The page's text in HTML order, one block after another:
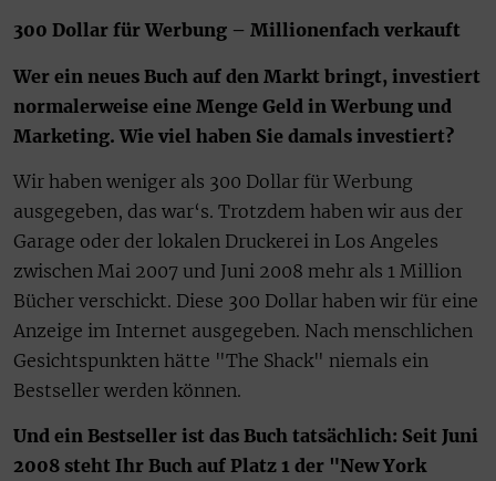
300 Dollar für Werbung – Millionenfach verkauft
Wer ein neues Buch auf den Markt bringt, investiert
normalerweise eine Menge Geld in Werbung und
Marketing. Wie viel haben Sie damals investiert?
Wir haben weniger als 300 Dollar für Werbung
ausgegeben, das war‘s. Trotzdem haben wir aus der
Garage oder der lokalen Druckerei in Los Angeles
zwischen Mai 2007 und Juni 2008 mehr als 1 Million
Bücher verschickt. Diese 300 Dollar haben wir für eine
Anzeige im Internet ausgegeben. Nach menschlichen
Gesichtspunkten hätte "The Shack" niemals ein
Bestseller werden können.
Und ein Bestseller ist das Buch tatsächlich: Seit Juni
2008 steht Ihr Buch auf Platz 1 der "New York